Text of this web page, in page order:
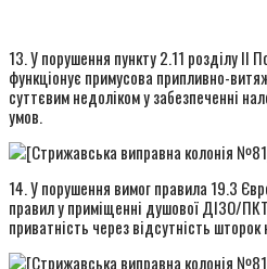
13. У порушення пункту 2.11 розділу II
функціонує примусова припливно-
суттєвим недоліком у забезпеченні
умов.
14. У порушення вимог правила 19.3
правил у приміщенні душової ДІЗО/
приватність через відсутність